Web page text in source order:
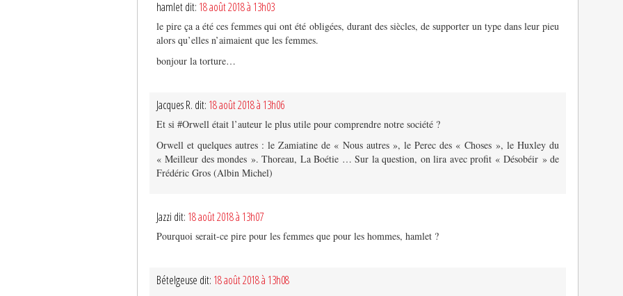
hamlet dit: 18 août 2018 à 13h03
le pire ça a été ces femmes qui ont été obligées, durant des siècles, de supporter un type dans leur pieu
alors qu’elles n’aimaient que les femmes.
bonjour la torture…
Jacques R. dit: 18 août 2018 à 13h06
Et si #Orwell était l’auteur le plus utile pour comprendre notre société ?
Orwell et quelques autres : le Zamiatine de « Nous autres », le Perec des « Choses », le Huxley du
« Meilleur des mondes ». Thoreau, La Boétie … Sur la question, on lira avec profit « Désobéir » de
Frédéric Gros (Albin Michel)
Jazzi dit: 18 août 2018 à 13h07
Pourquoi serait-ce pire pour les femmes que pour les hommes, hamlet ?
Bételgeuse dit: 18 août 2018 à 13h08